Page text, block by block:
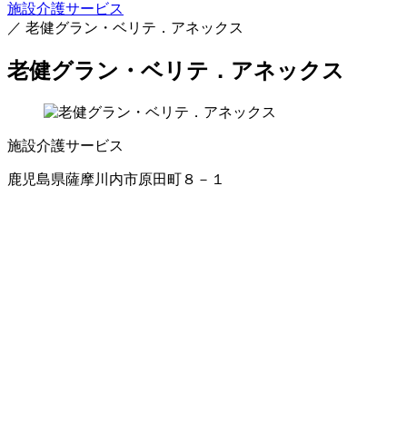
施設介護サービス
／ 老健グラン・ベリテ．アネックス
老健グラン・ベリテ．アネックス
施設介護サービス
鹿児島県薩摩川内市原田町８－１